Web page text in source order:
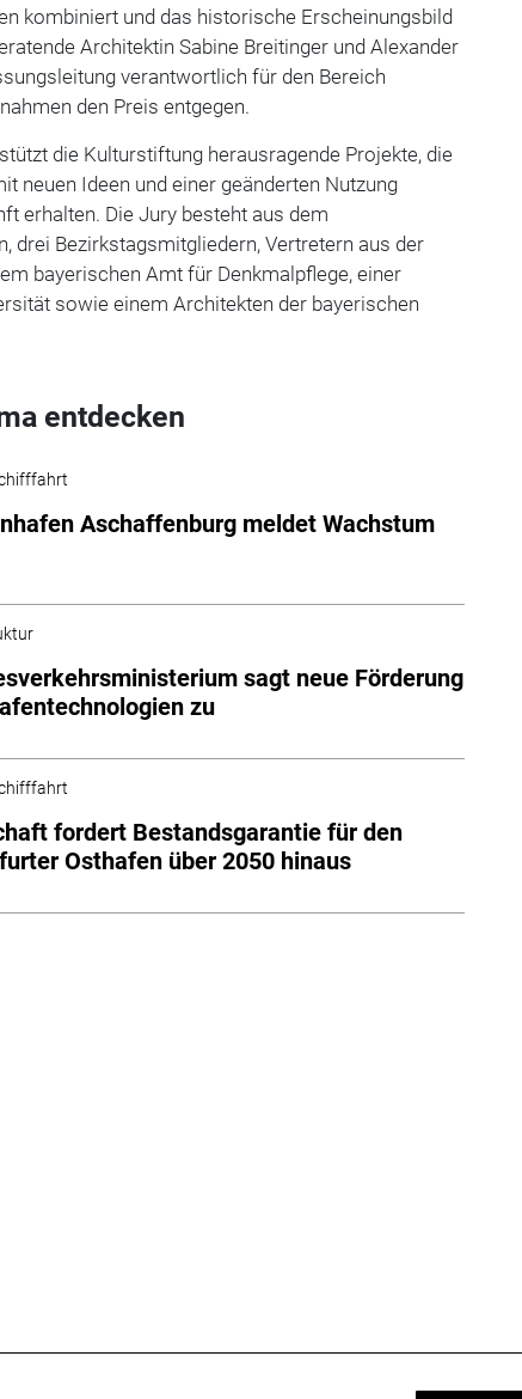
kombiniert und das historische Erscheinungsbild
Architektin Sabine Breitinger und Alexander
verantwortlich für den Bereich
den Preis entgegen.
die Kulturstiftung herausragende Projekte, die
neuen Ideen und einer geänderten Nutzung
erhalten. Die Jury besteht aus dem
drei Bezirkstagsmitgliedern, Vertretern aus der
bayerischen Amt für Denkmalpflege, einer
sowie einem Architekten der bayerischen
entdecken
Aschaffenburg meldet Wachstum
sagt neue Förderung
zu
fordert Bestandsgarantie für den
Osthafen über 2050 hinaus